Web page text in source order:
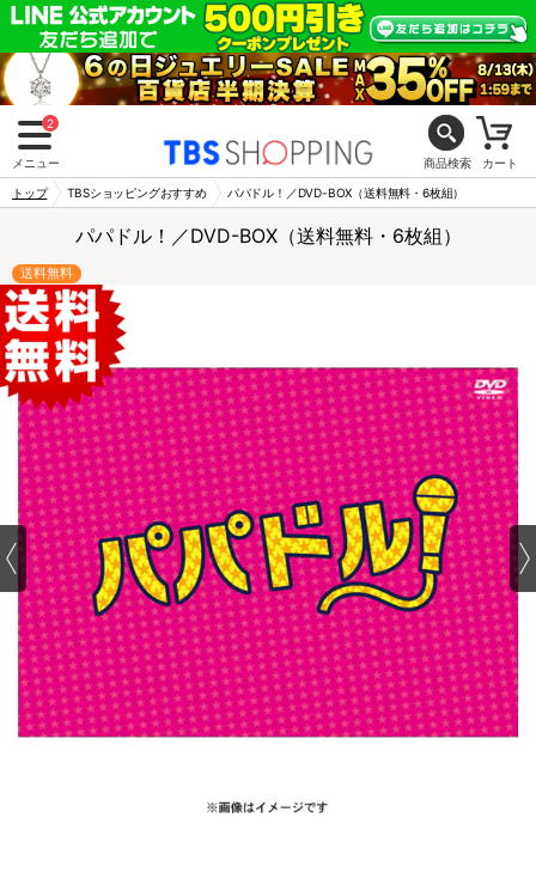
2
メニュー 商品検索 カート
トップ TBSショッピングおすすめ パパドル！／DVD-BOX（送料無料・6枚組）
パパドル！／DVD-BOX（送料無料・6枚組）
送料無料